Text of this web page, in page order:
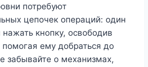
потребуют
цепочек операций: один
кнопку, освободив
помогая ему добраться до
забывайте о механизмах,